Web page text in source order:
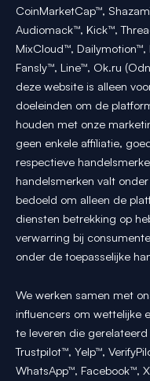
CoinMarketCap™,
Audiomack™, Kick™,
MixCloud™,
Fansly™, Line™, Ok.ru
deze website is alleen
doeleinden om de
houden met onze
geen enkele affiliatie,
respectieve
handelsmerken valt
bedoeld om alleen de
diensten betrekking op
verwarring bij
onder de toepasselijke
We werken samen met
influencers om wettelijke
te leveren die
Trustpilot™, Yelp™,
WhatsApp™, Facebook™,